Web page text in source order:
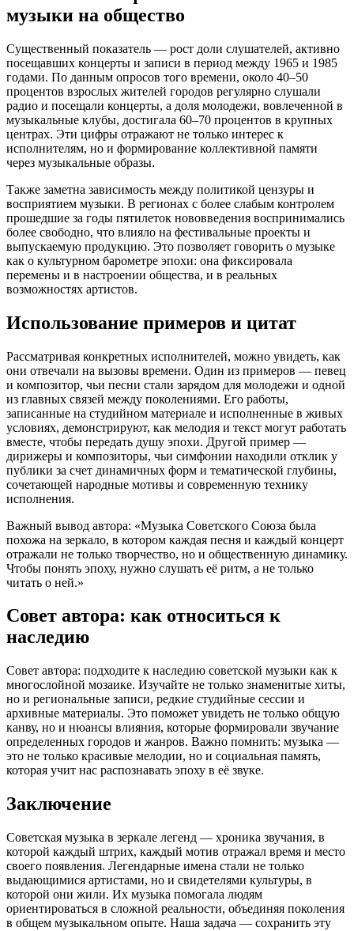
музыки на общество
Существенный показатель — рост доли слушателей, активно
посещавших концерты и записи в период между 1965 и 1985
годами. По данным опросов того времени, около 40–50
процентов взрослых жителей городов регулярно слушали
радио и посещали концерты, а доля молодежи, вовлеченной в
музыкальные клубы, достигала 60–70 процентов в крупных
центрах. Эти цифры отражают не только интерес к
исполнителям, но и формирование коллективной памяти
через музыкальные образы.
Также заметна зависимость между политикой цензуры и
восприятием музыки. В регионах с более слабым контролем
прошедшие за годы пятилеток нововведения воспринимались
более свободно, что влияло на фестивальные проекты и
выпускаемую продукцию. Это позволяет говорить о музыке
как о культурном барометре эпохи: она фиксировала
перемены и в настроении общества, и в реальных
возможностях артистов.
Использование примеров и цитат
Рассматривая конкретных исполнителей, можно увидеть, как
они отвечали на вызовы времени. Один из примеров — певец
и композитор, чьи песни стали зарядом для молодежи и одной
из главных связей между поколениями. Его работы,
записанные на студийном материале и исполненные в живых
условиях, демонстрируют, как мелодия и текст могут работать
вместе, чтобы передать душу эпохи. Другой пример —
дирижеры и композиторы, чьи симфонии находили отклик у
публики за счет динамичных форм и тематической глубины,
сочетающей народные мотивы и современную технику
исполнения.
Важный вывод автора: «Музыка Советского Союза была
похожа на зеркало, в котором каждая песня и каждый концерт
отражали не только творчество, но и общественную динамику.
Чтобы понять эпоху, нужно слушать её ритм, а не только
читать о ней.»
Совет автора: как относиться к
наследию
Совет автора: подходите к наследию советской музыки как к
многослойной мозаике. Изучайте не только знаменитые хиты,
но и региональные записи, редкие студийные сессии и
архивные материалы. Это поможет увидеть не только общую
канву, но и нюансы влияния, которые формировали звучание
определенных городов и жанров. Важно помнить: музыка —
это не только красивые мелодии, но и социальная память,
которая учит нас распознавать эпоху в её звуке.
Заключение
Советская музыка в зеркале легенд — хроника звучания, в
которой каждый штрих, каждый мотив отражал время и место
своего появления. Легендарные имена стали не только
выдающимися артистами, но и свидетелями культуры, в
которой они жили. Их музыка помогала людям
ориентироваться в сложной реальности, объединяя поколения
в общем музыкальном опыте. Наша задача — сохранить эту